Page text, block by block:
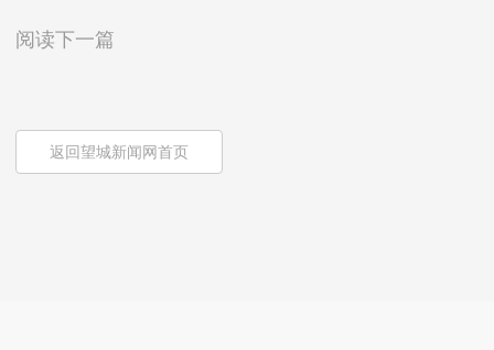
阅读下一篇
返回望城新闻网首页